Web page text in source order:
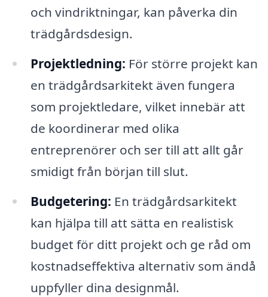
och vindriktningar, kan påverka din
trädgårdsdesign.
Projektledning: För större projekt kan
en trädgårdsarkitekt även fungera
som projektledare, vilket innebär att
de koordinerar med olika
entreprenörer och ser till att allt går
smidigt från början till slut.
Budgetering: En trädgårdsarkitekt
kan hjälpa till att sätta en realistisk
budget för ditt projekt och ge råd om
kostnadseffektiva alternativ som ändå
uppfyller dina designmål.